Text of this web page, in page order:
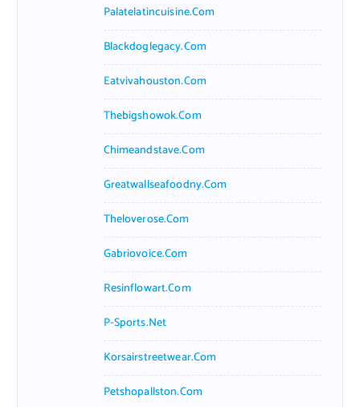
Palatelatincuisine.com
Blackdoglegacy.com
Eatvivahouston.com
Thebigshowok.com
Chimeandstave.com
Greatwallseafoodny.com
Theloverose.com
Gabriovoice.com
Resinflowart.com
P-Sports.net
Korsairstreetwear.com
Petshopallston.com